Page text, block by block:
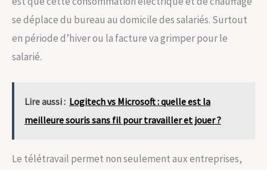
se déplace du bureau au domicile des salariés. Surtout
en période d’hiver ou la facture va grimper pour le
salarié.
Lire aussi : Logitech vs Microsoft : quelle est la
meilleure souris sans fil pour travailler et jouer ?
Le télétravail permet non seulement aux entreprises,